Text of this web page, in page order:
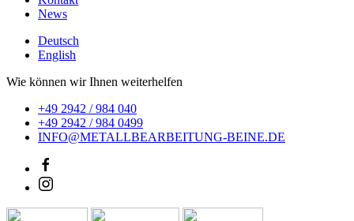
News
Deutsch
English
Wie können wir Ihnen weiterhelfen
+49 2942 / 984 040
+49 2942 / 984 0499
INFO@METALLBEARBEITUNG-BEINE.DE